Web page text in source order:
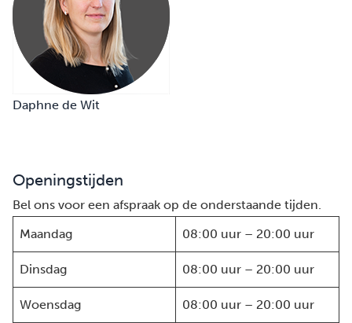
Daphne de Wit
Openingstijden
Bel ons voor een afspraak op de onderstaande tijden.
Maandag
08:00 uur – 20:00 uur
Dinsdag 08:00 uur – 20:00 uur
Woensdag 08:00 uur – 20:00 uur